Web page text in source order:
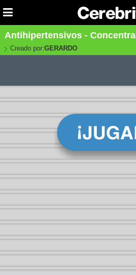
Antihipertensivos -
Creado por:GERARDO